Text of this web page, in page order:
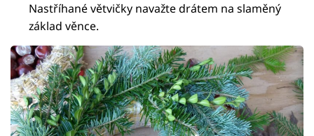
Nastříhané větvičky navažte drátem na slaměný
základ věnce.